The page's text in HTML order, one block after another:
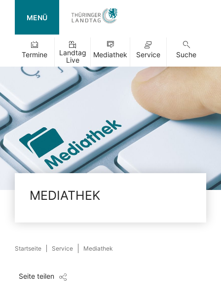
MENÜ
Termine
Landtag
Live
Mediathek Service Suche
MEDIATHEK
Startseite Service Mediathek
Seite teilen